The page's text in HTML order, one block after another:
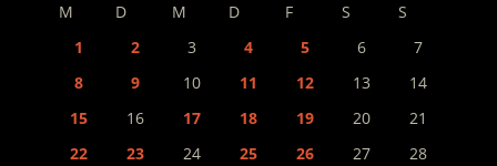
M D M D F S
S
1
2 3 4 5 6
7
8
9 10 11 12 13
14
15
16 17 18 19 20
21
22
23 24 25 26 27
28